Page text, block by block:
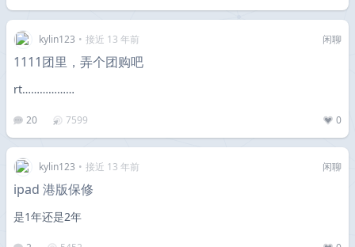
kylin123 • 接近 13 年前 闲聊
1111团里，弄个团购吧
rt………………
20 7599 0
kylin123 • 接近 13 年前 闲聊
ipad 港版保修
是1年还是2年